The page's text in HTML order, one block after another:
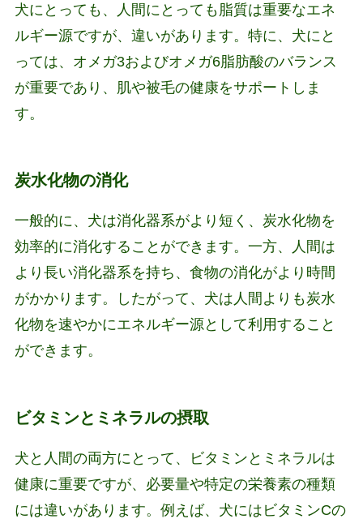
犬にとっても、人間にとっても脂質は重要なエネ
ルギー源ですが、違いがあります。特に、犬にと
っては、オメガ3およびオメガ6脂肪酸のバランス
が重要であり、肌や被毛の健康をサポートしま
す。
炭水化物の消化
一般的に、犬は消化器系がより短く、炭水化物を
効率的に消化することができます。一方、人間は
より長い消化器系を持ち、食物の消化がより時間
がかかります。したがって、犬は人間よりも炭水
化物を速やかにエネルギー源として利用すること
ができます。
ビタミンとミネラルの摂取
犬と人間の両方にとって、ビタミンとミネラルは
健康に重要ですが、必要量や特定の栄養素の種類
には違いがあります。例えば、犬にはビタミンCの